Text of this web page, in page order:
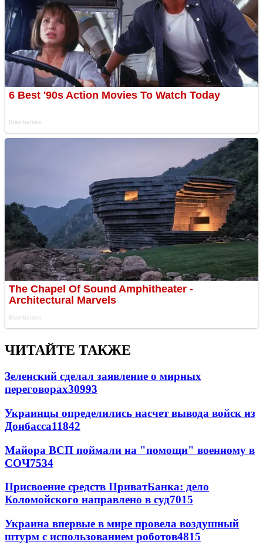
ЧИТАЙТЕ ТАКЖЕ
Зеленский сделал заявление о мирных
переговорах30993
Украинцы определились насчет вывода войск из
Донбасса11842
Майора ВСП поймали на "помощи" военному в
СОЧ7534
Присвоение средств ПриватБанка: дело
Коломойского направлено в суд7015
Украина впервые в мире провела воздушный
штурм с использованием роботов4815